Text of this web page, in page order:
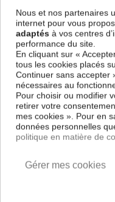
résistante à l'eau et très
Le papier peint dispose
imperfections et laisse
Notre large choix de papiers
un moyen simple et pas
intérieurs, il y en a pour tous
Emballage sécurisé pour
Avant d’être envoyé, le
carton.
Montage facile : Chaque
Poids: 120 g/m2
Dimensions des panneaux
200x140: 50x140 50x140
250x175: 50x175 50x175
350x245: 50x245 50x245
Nous et nos partenaires
internet pour vous
adaptés à vos centres
performance du site.
En cliquant sur «
tous les cookies placés
Continuer sans accepter
nécessaires au
Pour choisir ou modifier
retirer votre
mes cookies ». Pour en
données personnelles
politique en matière de
Gérer mes cookies